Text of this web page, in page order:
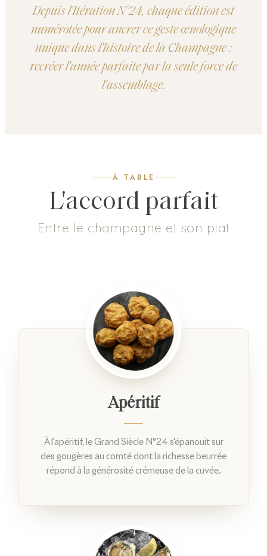
Depuis l'Itération N°24, chaque édition est
numérotée pour ancrer ce geste œnologique
unique dans l'histoire de la Champagne :
recréer l'année parfaite par la seule force de
l'assemblage.
À TABLE
L'accord parfait
Entre le champagne et son plat
Apéritif
À l'apéritif, le Grand Siècle N°24 s'épanouit sur
des gougères au comté dont la richesse beurrée
répond à la générosité crémeuse de la cuvée.